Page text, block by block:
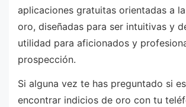
aplicaciones gratuitas orientadas a
oro, diseñadas para ser intuitivas y
utilidad para aficionados y
prospección.
Si alguna vez te has preguntado si
encontrar indicios de oro con tu